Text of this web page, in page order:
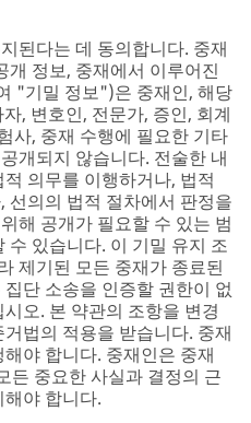
된다는 데 동의합니다. 중재
개 정보, 중재에서 이루어진
"기밀 정보")은 중재인, 해당
, 변호인, 전문가, 증인, 회계
사, 중재 수행에 필요한 기타
개되지 않습니다. 전술한 내
의무를 이행하거나, 법적
선의의 법적 절차에서 판정을
해 공개가 필요할 수 있는 범
수 있습니다. 이 기밀 유지 조
제기된 모든 중재가 종료된
단 소송을 인증할 권한이 없
오. 본 약관의 조항을 변경
법의 적용을 받습니다. 중재
야 합니다. 중재인은 중재
든 중요한 사실과 결정의 근
야 합니다.